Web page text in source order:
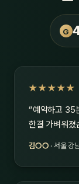
G
★★★★★
“예약하고 35
한결 가벼워졌
김○○ · 서울 강